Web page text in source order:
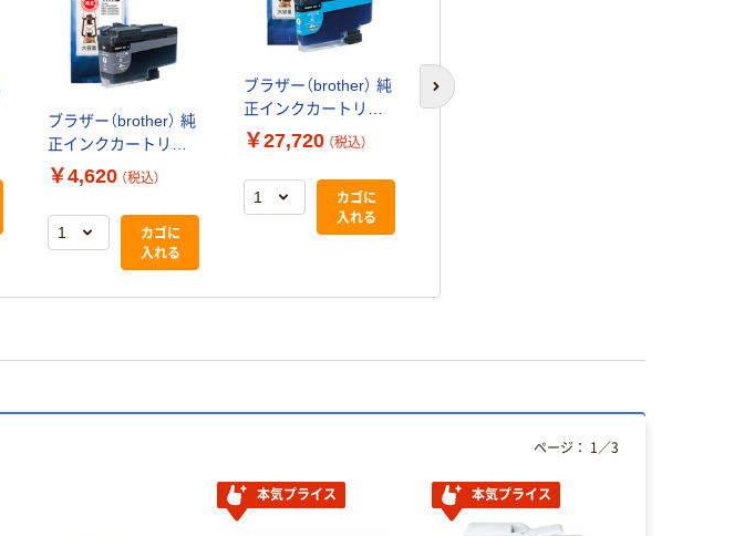
ブラザー（brother） 純
正インクカートリッ
ジ LC417XLBK ブラ
ック 大容量 1個
￥4,620 （税込）
カゴに
入れる
ブラザー（brother） 純
正インクカートリッ
ジ LC417XLC シアン
大容量 5個
￥27,720 （税込）
カゴに
入れる
ブラザー（brother） 純
正インクカートリッ
次のスライドへ
本気プライス 本気プライス
ページ： 1 ／3